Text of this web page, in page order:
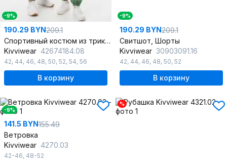
-9%
190.29 BYN209.1
Спортивный костюм из трикотажа с ярким джемпером и брюками
Kivviwear 42674184.08
42, 44, 46, 48, 50, 52, 54, 56
В корзину
-9%
190.29 BYN209.1
Свитшот, Шорты
Kivviwear 30903091.16
42, 44, 46, 48, 50, 52
В корзину
-9%
141.5 BYN155.49
Ветровка
Kivviwear 4270.03
42-46, 48-52
%